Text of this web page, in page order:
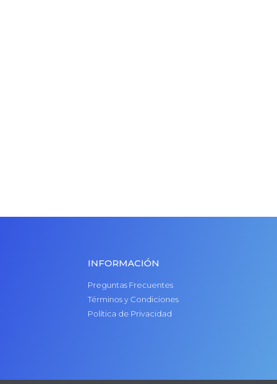
INFORMACIÓN
Preguntas Frecuentes
Términos y Condiciones
Política de Privacidad